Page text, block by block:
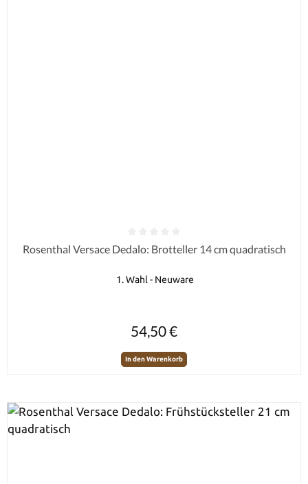
Durchschnittliche Bewertung von 0 von 5 Sternen
Rosenthal Versace Dedalo: Brotteller 14 cm quadratisch
1. Wahl - Neuware
54,50 €
In den Warenkorb